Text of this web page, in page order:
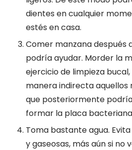
dientes en cualquier
estés en casa.
Comer manzana después
podría ayudar. Morder la
ejercicio de limpieza
manera indirecta aquellos
que posteriormente
formar la placa
Toma bastante agua.
y gaseosas, más aún si no